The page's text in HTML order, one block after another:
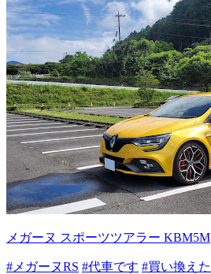
メガーヌ スポーツツアラー KBM5M
#メガーヌRS #代車です #買い換えた